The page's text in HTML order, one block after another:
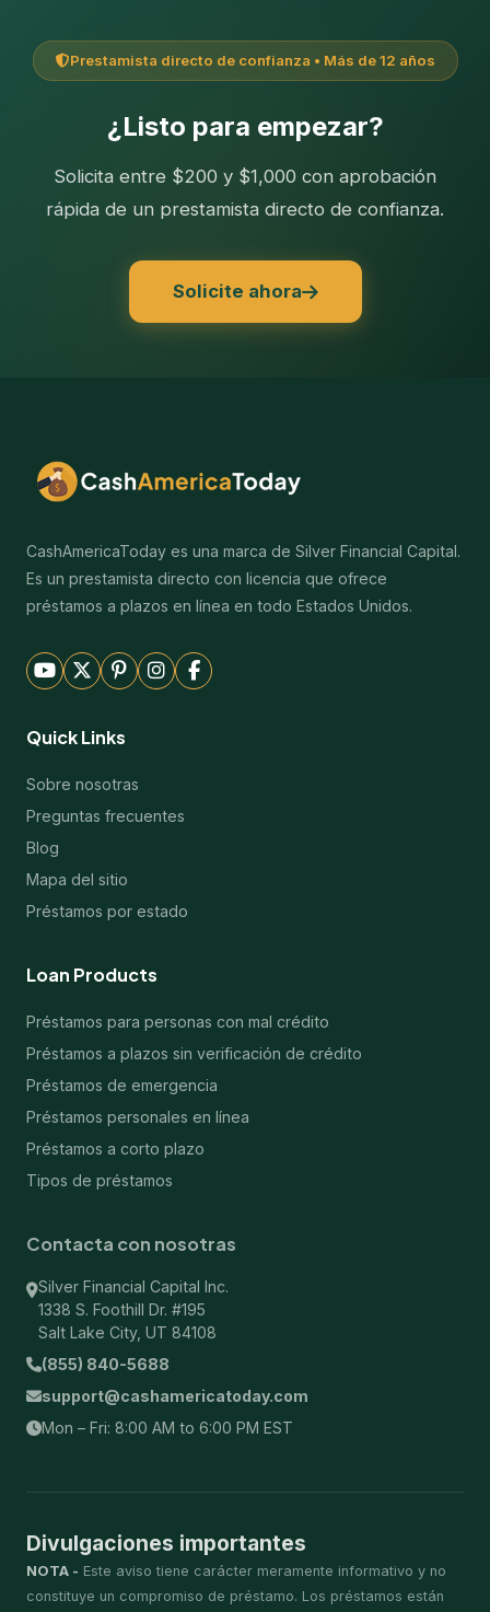
Prestamista directo de confianza • Más de 12 años
¿Listo para empezar?
Solicita entre $200 y $1,000 con aprobación
rápida de un prestamista directo de confianza.
Solicite ahora
CashAmericaToday es una marca de Silver Financial Capital.
Es un prestamista directo con licencia que ofrece
préstamos a plazos en línea en todo Estados Unidos.
Quick Links
Sobre nosotras
Preguntas frecuentes
Blog
Mapa del sitio
Préstamos por estado
Loan Products
Préstamos para personas con mal crédito
Préstamos a plazos sin verificación de crédito
Préstamos de emergencia
Préstamos personales en línea
Préstamos a corto plazo
Tipos de préstamos
Contacta con nosotras
Silver Financial Capital Inc.
1338 S. Foothill Dr. #195
Salt Lake City, UT 84108
(855) 840-5688
support@cashamericatoday.com
Mon – Fri: 8:00 AM to 6:00 PM EST
Divulgaciones importantes
NOTA - Este aviso tiene carácter meramente informativo y no
constituye un compromiso de préstamo. Los préstamos están